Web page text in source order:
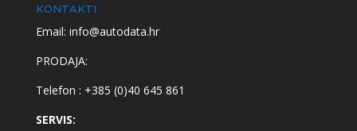
KONTAKTI
Email: info@autodata.hr
PRODAJA:
Telefon : +385 (0)40 645 861
SERVIS: